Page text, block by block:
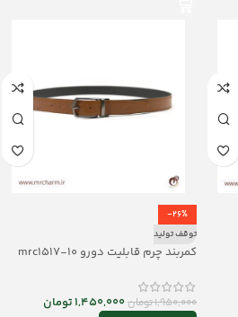
-26%
توقف تولید
کمربند چرم قابلیت دورو mrc1517-10
1,950,000تومان1,450,000تومان